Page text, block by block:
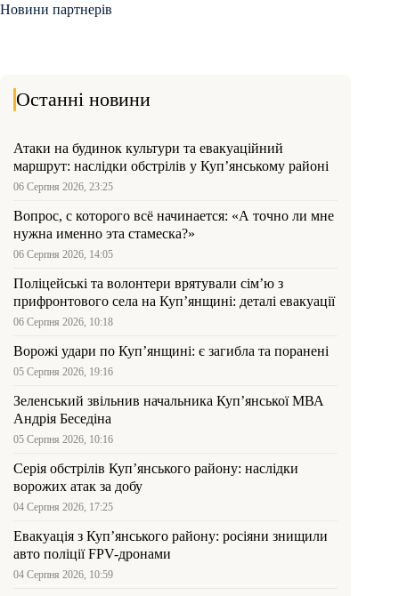
Новини партнерів
Останні новини
Атаки на будинок культури та евакуаційний
маршрут: наслідки обстрілів у Куп’янському районі
06 Серпня 2026, 23:25
Вопрос, с которого всё начинается: «А точно ли мне
нужна именно эта стамеска?»
06 Серпня 2026, 14:05
Поліцейські та волонтери врятували сім’ю з
прифронтового села на Куп’янщині: деталі евакуації
06 Серпня 2026, 10:18
Ворожі удари по Куп’янщині: є загибла та поранені
05 Серпня 2026, 19:16
Зеленський звільнив начальника Купʼянської МВА
Андрія Беседіна
05 Серпня 2026, 10:16
Серія обстрілів Куп’янського району: наслідки
ворожих атак за добу
04 Серпня 2026, 17:25
Евакуація з Куп’янського району: росіяни знищили
авто поліції FPV-дронами
04 Серпня 2026, 10:59